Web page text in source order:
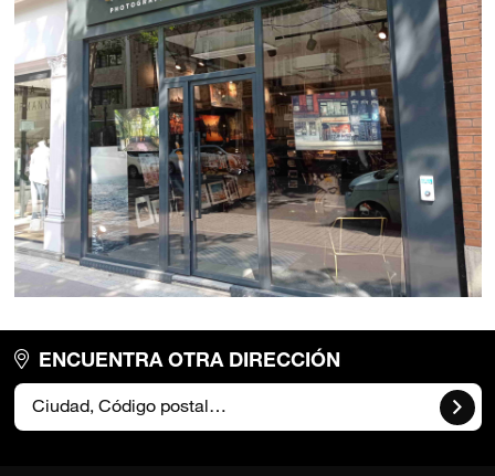
ENCUENTRA OTRA DIRECCIÓN